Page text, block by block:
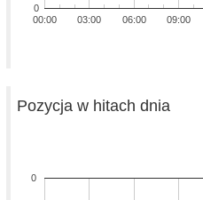
00:00 03:00 06:00 09:00
0
Pozycja w hitach dnia
0